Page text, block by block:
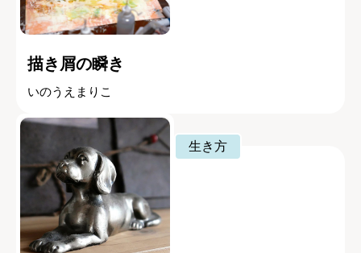
描き屑の瞬き
いのうえまりこ
生き方